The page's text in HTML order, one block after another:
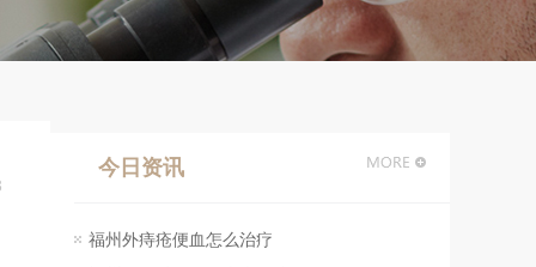
便秘治疗 结肠炎治疗
今日资讯
福州外痔疮便血怎么治疗